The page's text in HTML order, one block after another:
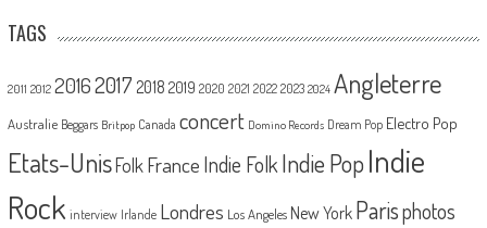
TAGS
2011 2012 20162017 2018 2019 2020 2021 2022 2023 2024 Angleterre
Australie Beggars Britpop Canada concert Domino Records Dream Pop Electro Pop
Etats-UnisFolk France Indie Folk Indie PopIndie
Rock interview Irlande Londres Los Angeles New York Parisphotos